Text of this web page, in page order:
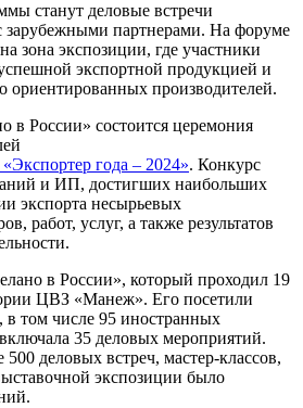
станут деловые встречи
зарубежными партнерами. На форуме
зона экспозиции, где участники
экспортной продукцией и
ориентированных производителей.
в России» состоится церемония
года – 2024». Конкурс
и ИП, достигших наибольших
экспорта несырьевых
работ, услуг, а также результатов
в России», который проходил 19
ЦВЗ «Манеж». Его посетили
в том числе 95 иностранных
35 деловых мероприятий.
500 деловых встреч, мастер-классов,
экспозиции было